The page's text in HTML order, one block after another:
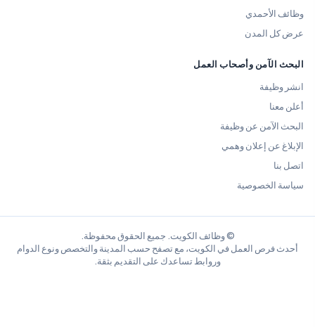
وظائف الأحمدي
عرض كل المدن
البحث الآمن وأصحاب العمل
انشر وظيفة
أعلن معنا
البحث الآمن عن وظيفة
الإبلاغ عن إعلان وهمي
اتصل بنا
سياسة الخصوصية
© وظائف الكويت. جميع الحقوق محفوظة.
أحدث فرص العمل في الكويت، مع تصفح حسب المدينة والتخصص ونوع الدوام
وروابط تساعدك على التقديم بثقة.